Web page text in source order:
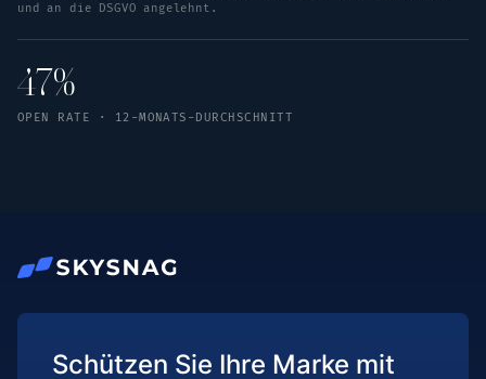
und an die DSGVO angelehnt.
47%
OPEN RATE · 12-MONATS-DURCHSCHNITT
Schützen Sie Ihre Marke mit